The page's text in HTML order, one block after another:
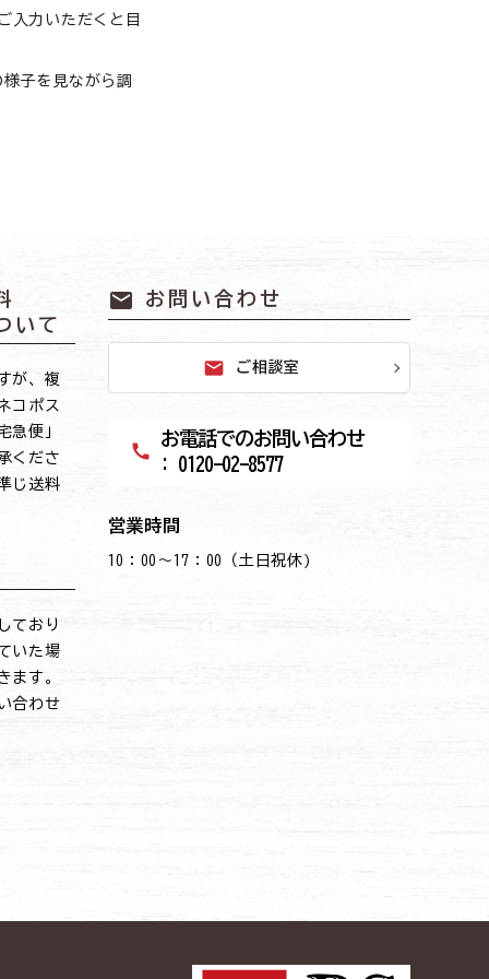
入力いただくと目
子を見ながら調
いて
が、複
コポス
急便」
くださ
じ送料
ており
いた場
ます。
合わせ
mail お問い合わせ
mail ご相談室
call
お電話でのお問い合わせ
: 0120-02-8577
営業時間
10：00～17：00（土日祝休)